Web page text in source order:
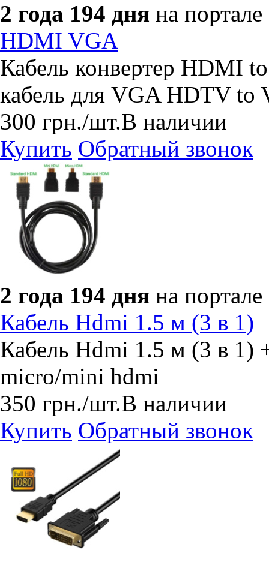
2 года 194 дня на портале
HDMI VGA
Кабель конвертер HDMI
кабель для VGA HDTV to
300 грн./шт.В наличии
Купить Обратный звонок
2 года 194 дня на портале
Кабель Hdmi 1.5 м (3 в 1)
Кабель Hdmi 1.5 м (3 в 1)
micro/mini hdmi
350 грн./шт.В наличии
Купить Обратный звонок